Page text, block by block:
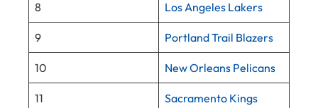
8 Los Angeles Lakers
9 Portland Trail Blazers
10 New Orleans Pelicans
11 Sacramento Kings